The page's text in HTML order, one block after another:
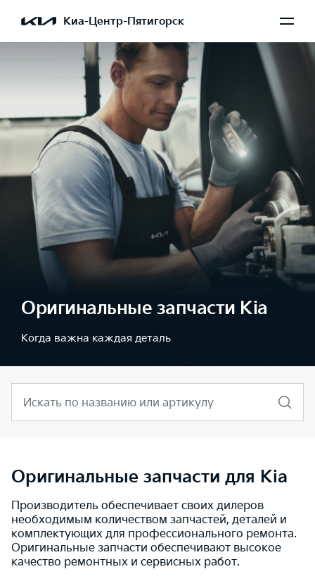
Киа-Центр-Пятигорск
Оригинальные запчасти Kia
Когда важна каждая деталь
Искать по названию или артикулу
Оригинальные запчасти для Kia
Производитель обеспечивает своих дилеров
необходимым количеством запчастей, деталей и
комплектующих для профессионального ремонта.
Оригинальные запчасти обеспечивают высокое
качество ремонтных и сервисных работ.